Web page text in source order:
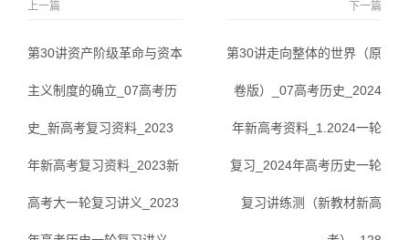
上一篇
第30讲资产阶级革命与资本
主义制度的确立_07高考历
史_新高考复习资料_2023
年新高考复习资料_2023新
高考大一轮复习讲义_2023
下一篇
第30讲走向整体的世界（原
卷版）_07高考历史_2024
年新高考资料_1.2024一轮
复习_2024年高考历史一轮
复习讲练测（新教材新高